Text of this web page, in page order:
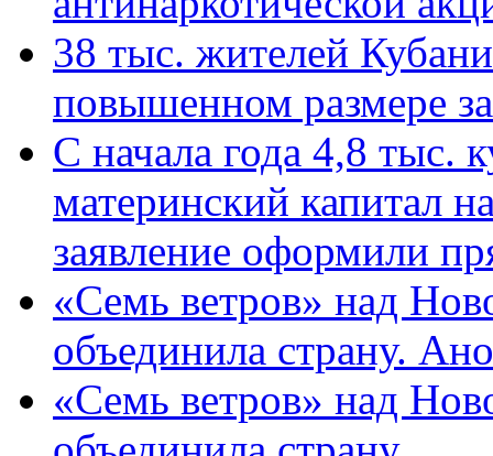
38 тыс. жителей
повышенном размере
С начала года 4,8 тыс.
материнский капитал
заявление оформили
«Семь ветров» над
объединила страну.
«Семь ветров» над